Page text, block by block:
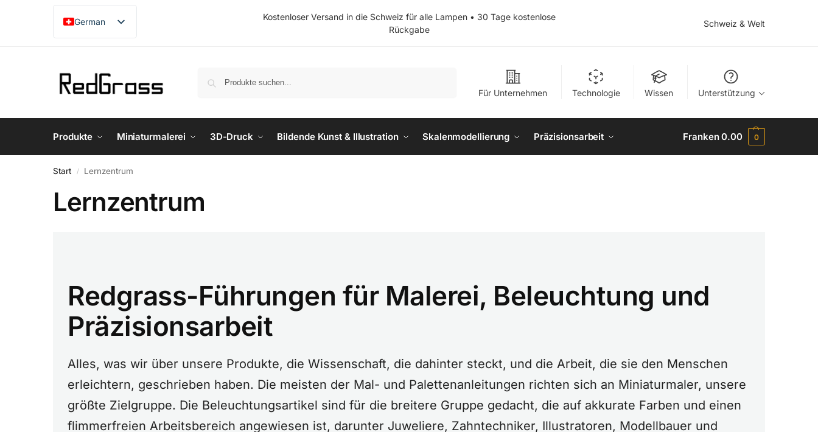
German
English
Japanese
Kostenloser Versand in die Schweiz für alle Lampen • 30 Tage kostenlose
Rückgabe
Schweiz & Welt
Für Unternehmen Technologie Wissen Unterstützung
Produkte Miniaturmalerei 3D-Druck Bildende Kunst & Illustration Skalenmodellierung Präzisionsarbeit Franken0.00 0
Start / Lernzentrum
Lernzentrum
Redgrass-Führungen für Malerei, Beleuchtung und
Präzisionsarbeit
Alles, was wir über unsere Produkte, die Wissenschaft, die dahinter steckt, und die Arbeit, die sie den Menschen
erleichtern, geschrieben haben. Die meisten der Mal- und Palettenanleitungen richten sich an Miniaturmaler, unsere
größte Zielgruppe. Die Beleuchtungsartikel sind für die breitere Gruppe gedacht, die auf akkurate Farben und einen
flimmerfreien Arbeitsbereich angewiesen ist, darunter Juweliere, Zahntechniker, Illustratoren, Modellbauer und